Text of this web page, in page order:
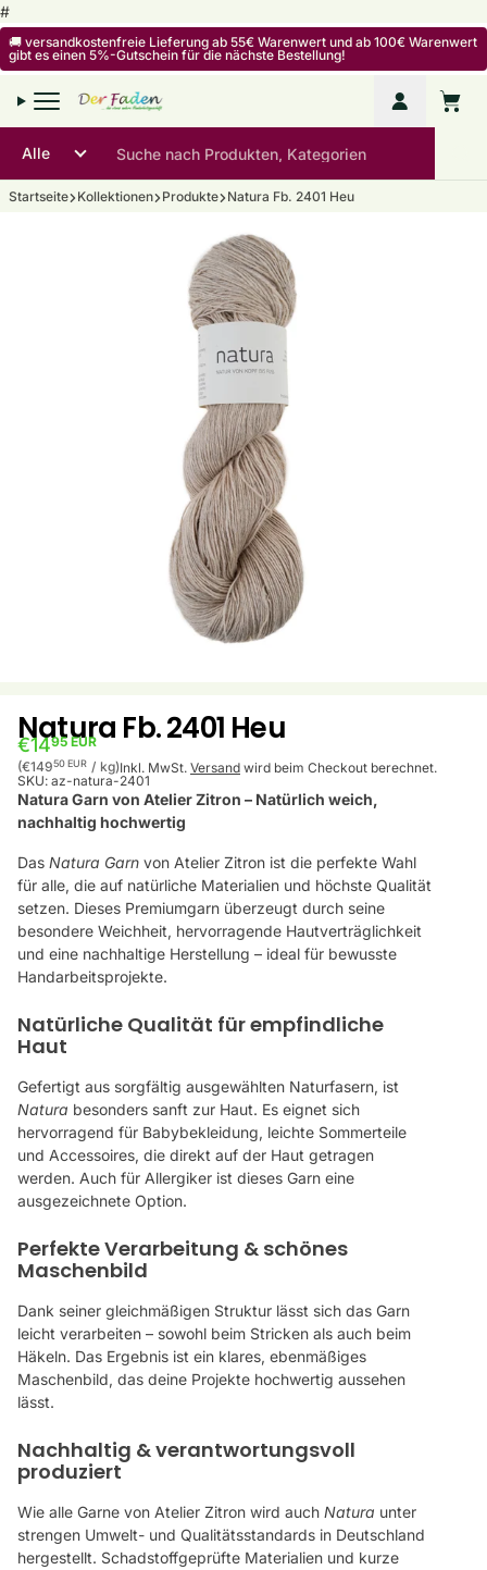
#Zum Inhalt springen
🚚 versandkostenfreie Lieferung ab 55€ Warenwert und ab 100€ Warenwert
gibt es einen 5%-Gutschein für die nächste Bestellung!
Mein
Startseite Kollektionen Produkte Natura Fb. 2401 Heu
Natura Fb. 2401 Heu
€1495 EUR
Stückpreis
(€14950 EUR / pro
kg)Inkl. MwSt. Versand wird beim Checkout berechnet.
SKU: az-natura-2401
Natura Garn von Atelier Zitron – Natürlich weich,
nachhaltig hochwertig
Das Natura Garn von Atelier Zitron ist die perfekte Wahl
für alle, die auf natürliche Materialien und höchste Qualität
setzen. Dieses Premiumgarn überzeugt durch seine
besondere Weichheit, hervorragende Hautverträglichkeit
und eine nachhaltige Herstellung – ideal für bewusste
Handarbeitsprojekte.
Natürliche Qualität für empfindliche
Haut
Gefertigt aus sorgfältig ausgewählten Naturfasern, ist
Natura besonders sanft zur Haut. Es eignet sich
hervorragend für Babybekleidung, leichte Sommerteile
und Accessoires, die direkt auf der Haut getragen
werden. Auch für Allergiker ist dieses Garn eine
ausgezeichnete Option.
Perfekte Verarbeitung & schönes
Maschenbild
Dank seiner gleichmäßigen Struktur lässt sich das Garn
leicht verarbeiten – sowohl beim Stricken als auch beim
Häkeln. Das Ergebnis ist ein klares, ebenmäßiges
Maschenbild, das deine Projekte hochwertig aussehen
lässt.
Nachhaltig & verantwortungsvoll
produziert
Wie alle Garne von Atelier Zitron wird auch Natura unter
strengen Umwelt- und Qualitätsstandards in Deutschland
hergestellt. Schadstoffgeprüfte Materialien und kurze